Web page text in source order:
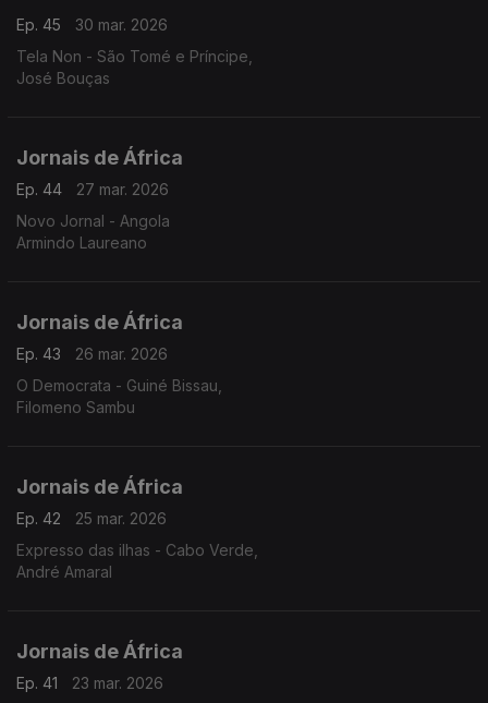
Ep. 45
30 mar. 2026
Tela Non - São Tomé e Príncipe,
José Bouças
Jornais de África
Ep. 44
27 mar. 2026
Novo Jornal - Angola
Armindo Laureano
Jornais de África
Ep. 43
26 mar. 2026
O Democrata - Guiné Bissau,
Filomeno Sambu
Jornais de África
Ep. 42
25 mar. 2026
Expresso das ilhas - Cabo Verde,
André Amaral
Jornais de África
Ep. 41
23 mar. 2026